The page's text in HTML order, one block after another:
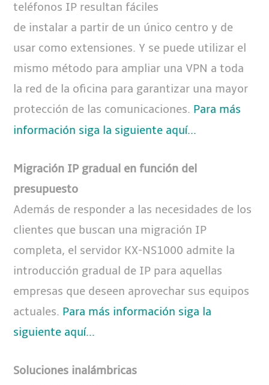
teléfonos IP resultan fáciles
de instalar a partir de un único centro y de
usar como extensiones. Y se puede utilizar el
mismo método para ampliar una VPN a toda
la red de la oficina para garantizar una mayor
protección de las comunicaciones. Para más
información siga la siguiente aquí...
Migración IP gradual en función del
presupuesto
Además de responder a las necesidades de los
clientes que buscan una migración IP
completa, el servidor KX-NS1000 admite la
introducción gradual de IP para aquellas
empresas que deseen aprovechar sus equipos
actuales. Para más información siga la
siguiente aquí...
Soluciones inalámbricas